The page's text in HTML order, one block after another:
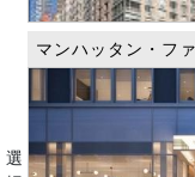
選
マンハッタン・フ